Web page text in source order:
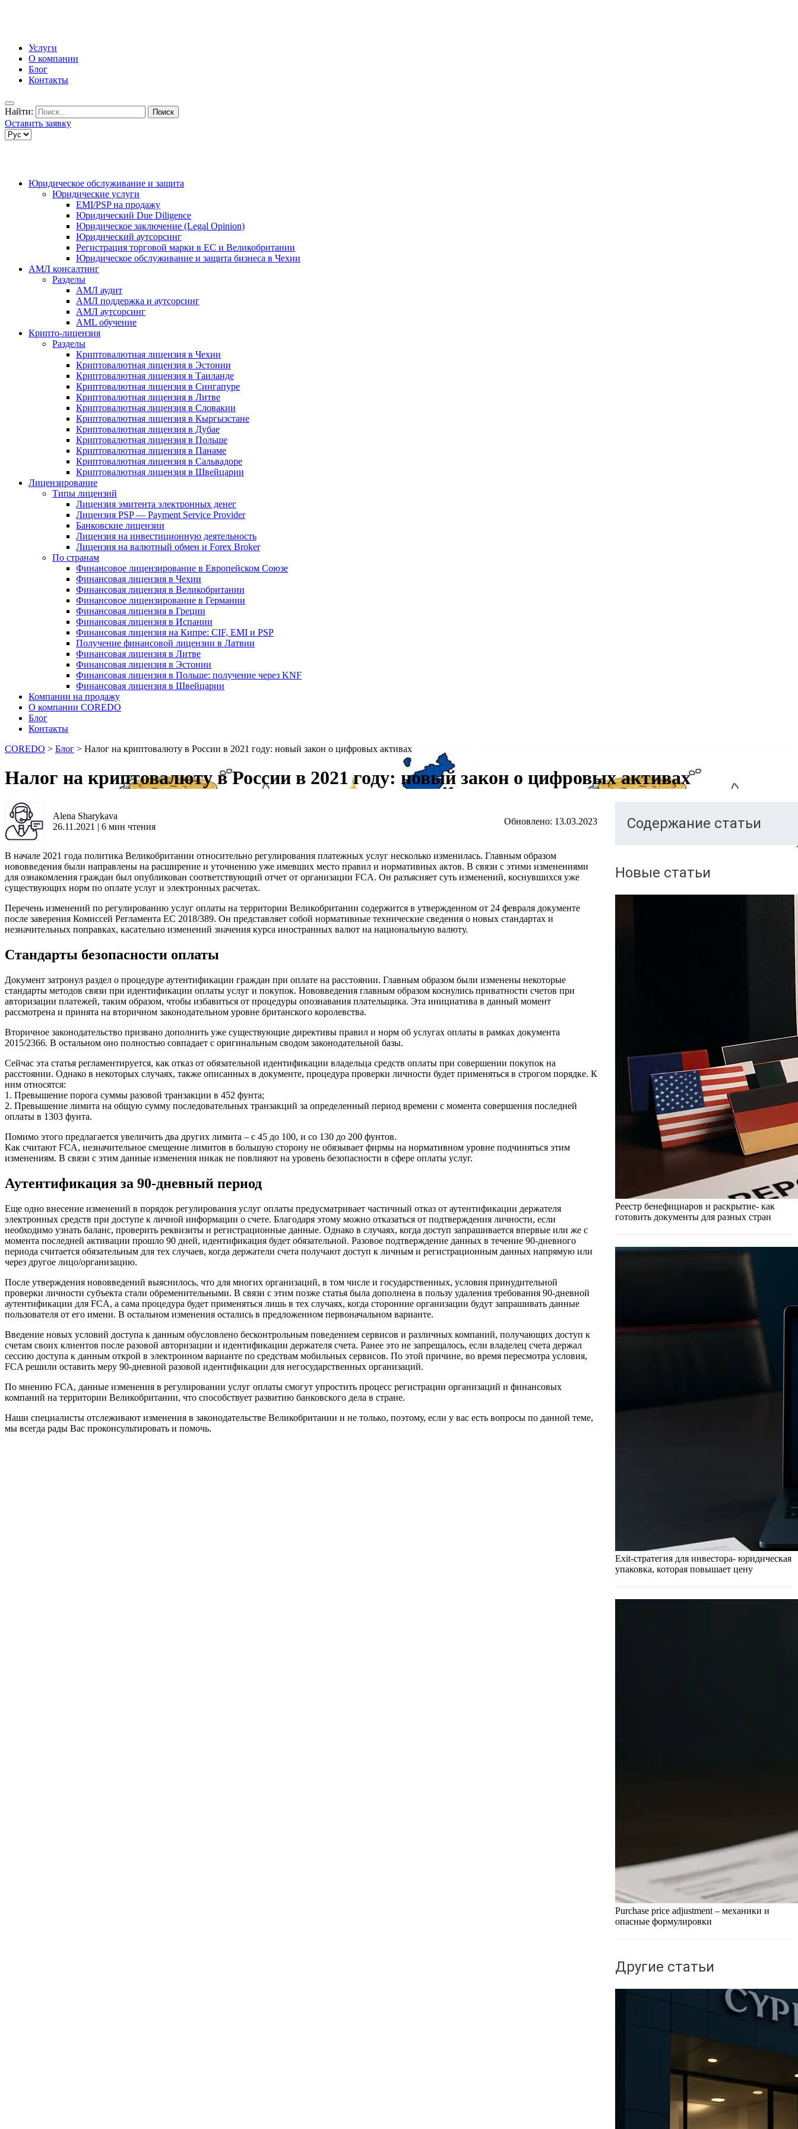
Услуги
О компании
Блог
Контакты
Найти:
Оставить заявку
Юридическое обслуживание и защита
Юридические услуги
EMI/PSP на продажу
Юридический Due Diligence
Юридическое заключение (Legal Opinion)
Юридический аутсорсинг
Регистрация торговой марки в ЕС и Великобритании
Юридическое обслуживание и защита бизнеса в Чехии
АМЛ консалтинг
Разделы
АМЛ аудит
АМЛ поддержка и аутсорсинг
АМЛ аутсорсинг
AML обучение
Крипто-лицензия
Разделы
Криптовалютная лицензия в Чехии
Криптовалютная лицензия в Эстонии
Криптовалютная лицензия в Таиланде
Криптовалютная лицензия в Сингапуре
Криптовалютная лицензия в Литве
Криптовалютная лицензия в Словакии
Криптовалютная лицензия в Кыргызстане
Криптовалютная лицензия в Дубае
Криптовалютная лицензия в Польше
Криптовалютная лицензия в Панаме
Криптовалютная лицензия в Сальвадоре
Криптовалютная лицензия в Швейцарии
Лицензирование
Типы лицензий
Лицензия эмитента электронных денег
Лицензия PSP — Payment Service Provider
Банковские лицензии
Лицензия на инвестиционную деятельность
Лицензия на валютный обмен и Forex Broker
По странам
Финансовое лицензирование в Европейском Союзе
Финансовая лицензия в Чехии
Финансовая лицензия в Великобритании
Финансовое лицензирование в Германии
Финансовая лицензия в Греции
Финансовая лицензия в Испании
Финансовая лицензия на Кипре: CIF, EMI и PSP
Получение финансовой лицензии в Латвии
Финансовая лицензия в Литве
Финансовая лицензия в Эстонии
Финансовая лицензия в Польше: получение через KNF
Финансовая лицензия в Швейцарии
Компании на продажу
О компании COREDO
Блог
Контакты
COREDO > Блог > Налог на криптовалюту в России в 2021 году: новый закон о цифровых активах
Налог на криптовалюту в России в 2021 году: новый закон о цифровых активах
Alena Sharykava
26.11.2021 | 6 мин чтения
Обновлено: 13.03.2023
В начале 2021 года политика Великобритании относительно регулирования платежных услуг несколько изменилась. Главным образом
нововведения были направлены на расширение и уточнению уже имевших место правил и нормативных актов. В связи с этими изменениями
для ознакомления граждан был опубликован соответствующий отчет от организации FCA. Он разъясняет суть изменений, коснувшихся уже
существующих норм по оплате услуг и электронных расчетах.
Перечень изменений по регулированию услуг оплаты на территории Великобритании содержится в утвержденном от 24 февраля документе
после заверения Комиссей Регламента ЕС 2018/389. Он представляет собой нормативные технические сведения о новых стандартах и
незначительных поправках, касательно изменений значения курса иностранных валют на национальную валюту.
Стандарты безопасности оплаты
Документ затронул раздел о процедуре аутентификации граждан при оплате на расстоянии. Главным образом были изменены некоторые
стандарты методов связи при идентификации оплаты услуг и покупок. Нововведения главным образом коснулись приватности счетов при
авторизации платежей, таким образом, чтобы избавиться от процедуры опознавания плательщика. Эта инициатива в данный момент
рассмотрена и принята на вторичном законодательном уровне британского королевства.
Вторичное законодательство призвано дополнить уже существующие директивы правил и норм об услугах оплаты в рамках документа
2015/2366. В остальном оно полностью совпадает с оригинальным сводом законодательной базы.
Сейчас эта статья регламентируется, как отказ от обязательной идентификации владельца средств оплаты при совершении покупок на
расстоянии. Однако в некоторых случаях, также описанных в документе, процедура проверки личности будет применяться в строгом порядке. К
ним относятся:
1. Превышение порога суммы разовой транзакции в 452 фунта;
2. Превышение лимита на общую сумму последовательных транзакций за определенный период времени с момента совершения последней
оплаты в 1303 фунта.
Помимо этого предлагается увеличить два других лимита – с 45 до 100, и со 130 до 200 фунтов.
Как считают FCA, незначительное смещение лимитов в большую сторону не обязывает фирмы на нормативном уровне подчиняться этим
изменениям. В связи с этим данные изменения никак не повлияют на уровень безопасности в сфере оплаты услуг.
Аутентификация за 90-дневный период
Еще одно внесение изменений в порядок регулирования услуг оплаты предусматривает частичный отказ от аутентификации держателя
электронных средств при доступе к личной информации о счете. Благодаря этому можно отказаться от подтверждения личности, если
необходимо узнать баланс, проверить реквизиты и регистрационные данные. Однако в случаях, когда доступ запрашивается впервые или же с
момента последней активации прошло 90 дней, идентификация будет обязательной. Разовое подтверждение данных в течение 90-дневного
периода считается обязательным для тех случаев, когда держатели счета получают доступ к личным и регистрационным данных напрямую или
через другое лицо/организацию.
После утверждения нововведений выяснилось, что для многих организаций, в том числе и государственных, условия принудительной
проверки личности субъекта стали обременительными. В связи с этим позже статья была дополнена в пользу удаления требования 90-дневной
аутентификации для FCA, а сама процедура будет применяться лишь в тех случаях, когда сторонние организации будут запрашивать данные
пользователя от его имени. В остальном изменения остались в предложенном первоначальном варианте.
Введение новых условий доступа к данным обусловлено бесконтрольным поведением сервисов и различных компаний, получающих доступ к
счетам своих клиентов после разовой авторизации и идентификации держателя счета. Ранее это не запрещалось, если владелец счета держал
сессию доступа к данным открой в электронном варианте по средствам мобильных сервисов. По этой причине, во время пересмотра условия,
FCA решили оставить меру 90-дневной разовой идентификации для негосударственных организаций.
По мнению FCA, данные изменения в регулировании услуг оплаты смогут упростить процесс регистрации организаций и финансовых
компаний на территории Великобритании, что способствует развитию банковского дела в стране.
Наши специалисты отслеживают изменения в законодательстве Великобритании и не только, поэтому, если у вас есть вопросы по данной теме,
мы всегда рады Вас проконсультировать и помочь.
Содержание статьи
Новые статьи
Реестр бенефициаров и раскрытие- как
готовить документы для разных стран
Exit-стратегия для инвестора- юридическая
упаковка, которая повышает цену
Purchase price adjustment – механики и
опасные формулировки
Другие статьи